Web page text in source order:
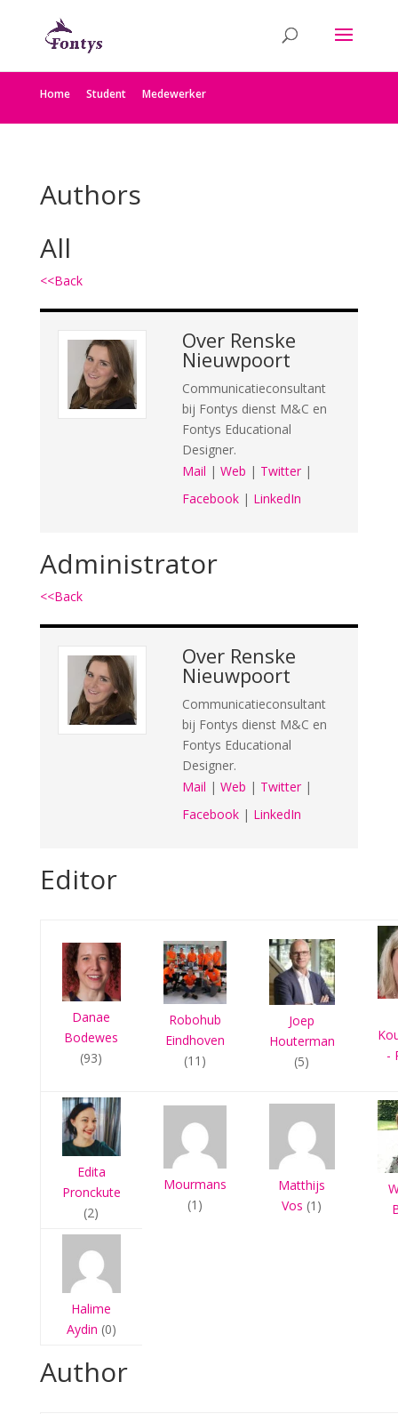
Home Student Medewerker
Authors
All
<<Back
Over Renske
Nieuwpoort
Communicatieconsultant
bij Fontys dienst M&C en
Fontys Educational
Designer.
Mail | Web | Twitter|
Facebook| LinkedIn
Administrator
<<Back
Over Renske
Nieuwpoort
Communicatieconsultant
bij Fontys dienst M&C en
Fontys Educational
Designer.
Mail | Web | Twitter|
Facebook| LinkedIn
Editor
Danae
Bodewes
(93)
Robohub
Eindhoven
(11)
Joep
Houterman
(5)
-
Edita
Pronckute
(2)
Mourmans
(1)
Matthijs
Vos (1)
Halime
Aydin (0)
Author